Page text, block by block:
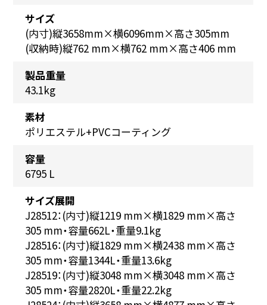
サイズ
(内寸)縦3658mm×横6096mm×高さ305mm
(収納時)縦762 mm×横762 mm×高さ406 mm
製品重量
43.1kg
素材
ポリエステル+PVCコーティング
容量
6795 L
サイズ展開
J28512： (内寸)縦1219 mm×横1829 mm×高さ
305 mm・容量662L・重量9.1kg
J28516： (内寸)縦1829 mm×横2438 mm×高さ
305 mm・容量1344L・重量13.6kg
J28519： (内寸)縦3048 mm×横3048 mm×高さ
305 mm・容量2820L・重量22.2kg